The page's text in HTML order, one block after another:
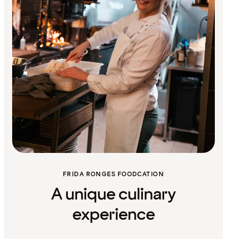
FRIDA RONGES FOODCATION
A unique culinary
experience